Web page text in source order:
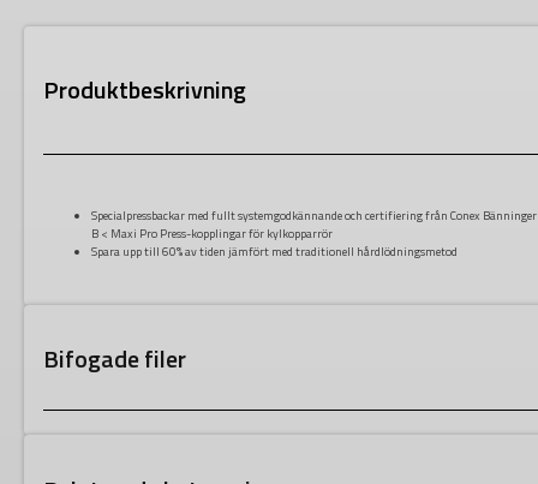
Produktbeskrivning
Specialpressbackar med fullt systemgodkännande och certifiering från Conex
B < Maxi Pro Press-kopplingar för kylkopparrör
Spara upp till 60% av tiden jämfört med traditionell hårdlödningsmetod
Bifogade filer